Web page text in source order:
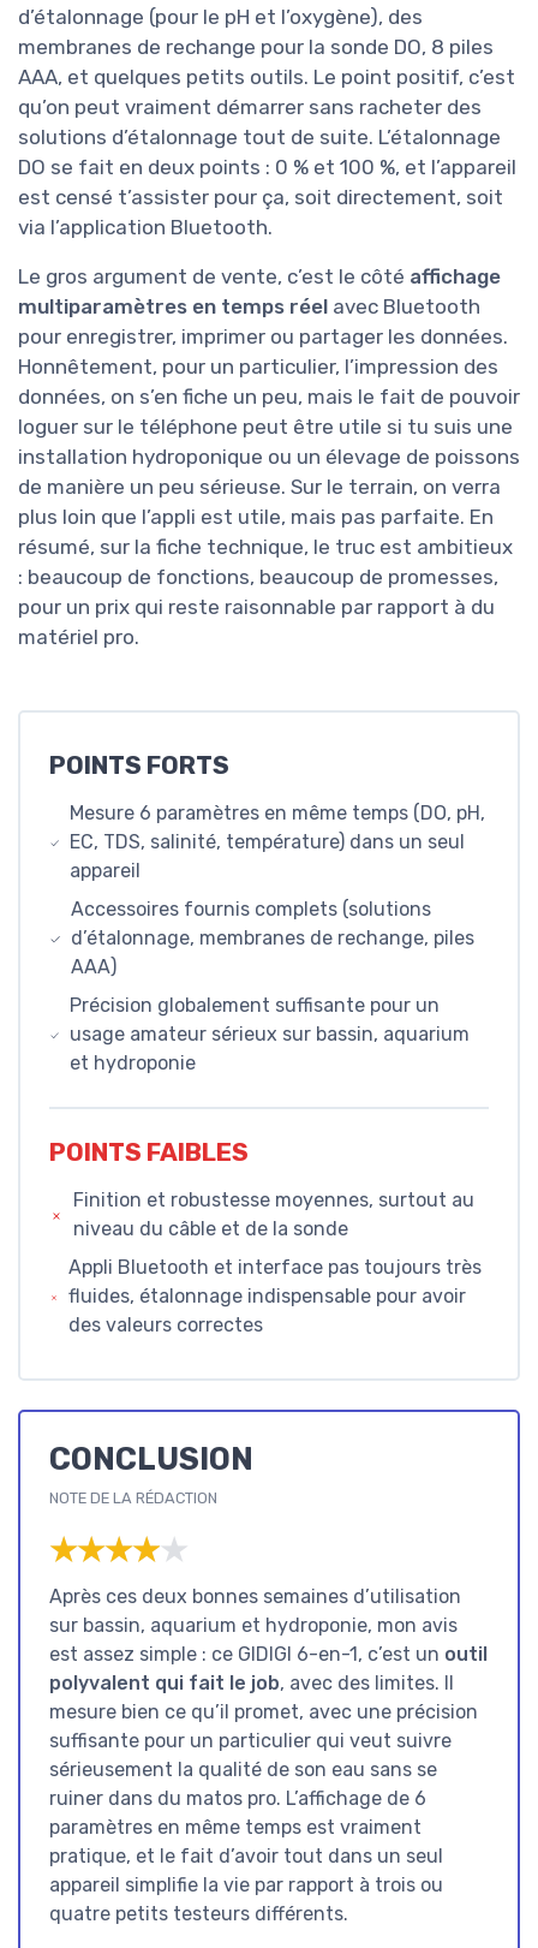
d’étalonnage (pour le pH et l’oxygène), des
membranes de rechange pour la sonde DO, 8 piles
AAA, et quelques petits outils. Le point positif, c’est
qu’on peut vraiment démarrer sans racheter des
solutions d’étalonnage tout de suite. L’étalonnage
DO se fait en deux points : 0 % et 100 %, et l’appareil
est censé t’assister pour ça, soit directement, soit
via l’application Bluetooth.
Le gros argument de vente, c’est le côté affichage
multiparamètres en temps réel avec Bluetooth
pour enregistrer, imprimer ou partager les données.
Honnêtement, pour un particulier, l’impression des
données, on s’en fiche un peu, mais le fait de pouvoir
loguer sur le téléphone peut être utile si tu suis une
installation hydroponique ou un élevage de poissons
de manière un peu sérieuse. Sur le terrain, on verra
plus loin que l’appli est utile, mais pas parfaite. En
résumé, sur la fiche technique, le truc est ambitieux
: beaucoup de fonctions, beaucoup de promesses,
pour un prix qui reste raisonnable par rapport à du
matériel pro.
POINTS FORTS
Mesure 6 paramètres en même temps (DO, pH,
EC, TDS, salinité, température) dans un seul
appareil
Accessoires fournis complets (solutions
d’étalonnage, membranes de rechange, piles
AAA)
Précision globalement suffisante pour un
usage amateur sérieux sur bassin, aquarium
et hydroponie
POINTS FAIBLES
Finition et robustesse moyennes, surtout au
niveau du câble et de la sonde
Appli Bluetooth et interface pas toujours très
fluides, étalonnage indispensable pour avoir
des valeurs correctes
CONCLUSION
NOTE DE LA RÉDACTION
★★★★★
★★★★★
Après ces deux bonnes semaines d’utilisation
sur bassin, aquarium et hydroponie, mon avis
est assez simple : ce GIDIGI 6-en-1, c’est un outil
polyvalent qui fait le job, avec des limites. Il
mesure bien ce qu’il promet, avec une précision
suffisante pour un particulier qui veut suivre
sérieusement la qualité de son eau sans se
ruiner dans du matos pro. L’affichage de 6
paramètres en même temps est vraiment
pratique, et le fait d’avoir tout dans un seul
appareil simplifie la vie par rapport à trois ou
quatre petits testeurs différents.